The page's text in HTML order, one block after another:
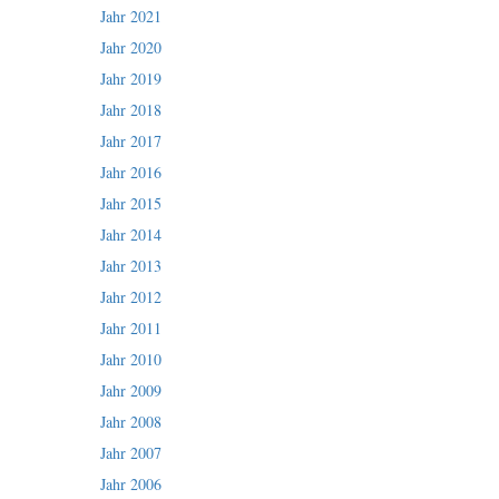
Jahr 2021
Jahr 2020
Jahr 2019
Jahr 2018
Jahr 2017
Jahr 2016
Jahr 2015
Jahr 2014
Jahr 2013
Jahr 2012
Jahr 2011
Jahr 2010
Jahr 2009
Jahr 2008
Jahr 2007
Jahr 2006